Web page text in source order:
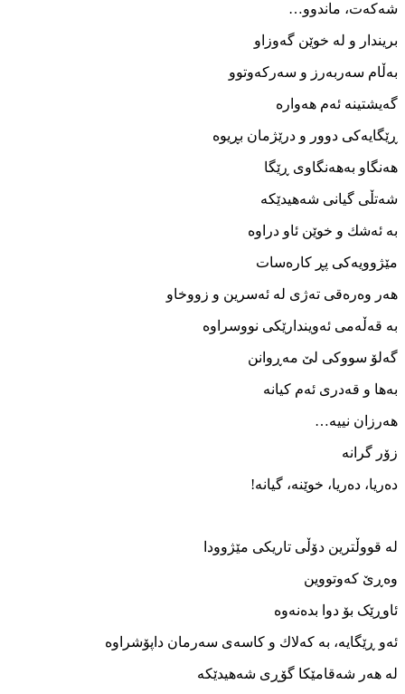
شه‌که‌ت، ماندوو…
بريندار و له ‌خوێن گه‌وزاو
به‌ڵام سه‌ربه‌رز و سه‌ركه‌وتوو
گه‌يشتينه ‌ئه‌م هه‌واره
ڕێگايه‌كی دوور و درێژمان بڕيوه
هه‌نگاو به‌هه‌نگاوی ڕێگا
شه‌تڵی گيانی شه‌هيدێكه
به ‌ئه‌شك و خوێن ئاو دراوه
مێژوويه‌كی پڕ كاره‌سات
هه‌ر وه‌ره‌قی ته‌ژی له ‌ئه‌سرين و زووخاو
به ‌قه‌ڵه‌می ئه‌ويندارێكی نووسراوه
گه‌لۆ سووكی لێ مه‌ڕوانن
به‌ها و قه‌دری ئه‌م کيانه
هه‌رزان نيیه…
زۆر گرانه
ده‌ريا، ده‌ريا، خوێنه، گيانه!
له‌ قووڵترين دۆڵی تاريكی مێژوودا
وه‌ڕێ كه‌وتووين
ئاوڕێک بۆ دوا بده‌نه‌وه
ئه‌و ڕێگايه، به ‌كه‌لاك و كاسه‌ی سه‌رمان داپۆشراوه
له‌ هه‌ر شه‌قامێكا گۆڕی شه‌هيدێكه